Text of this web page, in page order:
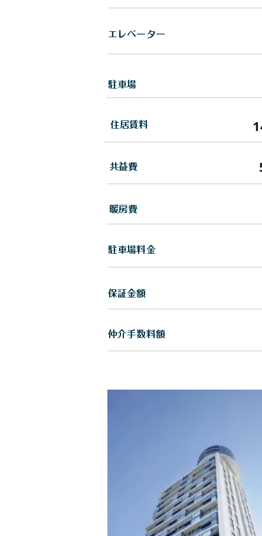
エレベーター
駐車場
住居賃料
​共益費
暖房費
駐車場料金
保証金額
仲介手数料額